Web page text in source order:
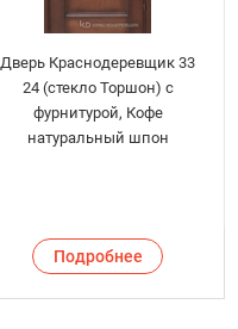
Дверь Краснодеревщик 33
24 (стекло Торшон) с
фурнитурой, Кофе
натуральный шпон
Подробнее